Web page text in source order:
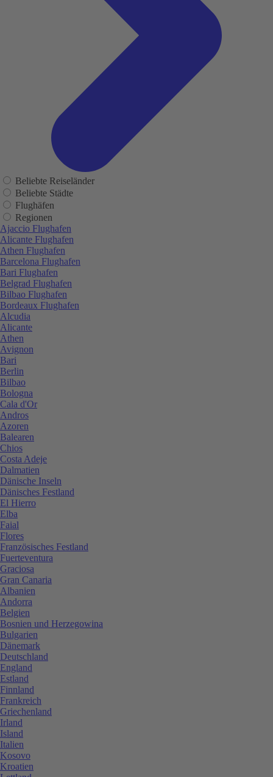
Beliebte Reiseländer
Beliebte Städte
Flughäfen
Regionen
Ajaccio Flughafen
Alicante Flughafen
Athen Flughafen
Barcelona Flughafen
Bari Flughafen
Belgrad Flughafen
Bilbao Flughafen
Bordeaux Flughafen
Alcudia
Alicante
Athen
Avignon
Bari
Berlin
Bilbao
Bologna
Cala d'Or
Andros
Azoren
Balearen
Chios
Costa Adeje
Dalmatien
Dänische Inseln
Dänisches Festland
El Hierro
Elba
Faial
Flores
Französisches Festland
Fuerteventura
Graciosa
Gran Canaria
Albanien
Andorra
Belgien
Bosnien und Herzegowina
Bulgarien
Dänemark
Deutschland
England
Estland
Finnland
Frankreich
Griechenland
Irland
Island
Italien
Kosovo
Kroatien